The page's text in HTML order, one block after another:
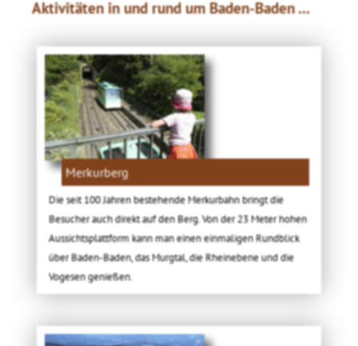
Aktivitäten in und rund um Baden-Baden ...
Merkurberg
Die seit 100 Jahren bestehende Merkurbahn bringt die
Besucher auch direkt auf den Berg. Von der 23 Meter hohen
Aussichtsplattform kann man einen einmaligen Rundblick
über Baden-Baden, das Murgtal, die Rheinebene und die
Vogesen genießen.